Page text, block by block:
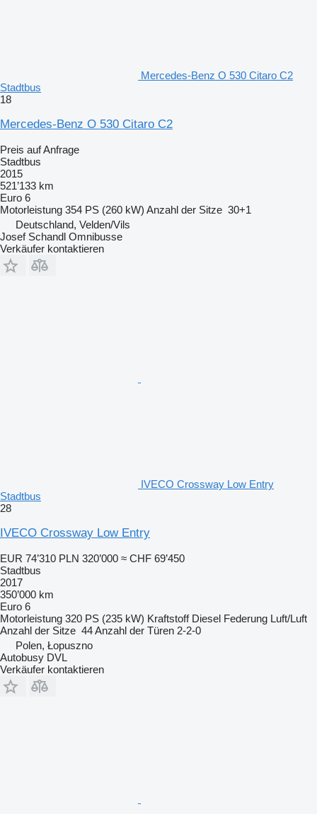
Mercedes-Benz O 530 Citaro C2
Stadtbus
18
Mercedes-Benz O 530 Citaro C2
Preis auf Anfrage
Stadtbus
2015
521’133 km
Euro 6
Motorleistung 354 PS (260 kW) Anzahl der Sitze 30+1
Deutschland, Velden/Vils
Josef Schandl Omnibusse
Verkäufer kontaktieren
IVECO Crossway Low Entry
Stadtbus
28
IVECO Crossway Low Entry
EUR 74’310 PLN 320’000 ≈ CHF 69’450
Stadtbus
2017
350’000 km
Euro 6
Motorleistung 320 PS (235 kW) Kraftstoff Diesel Federung Luft/Luft
Anzahl der Sitze 44Anzahl der Türen 2-2-0
Polen, Łopuszno
Autobusy DVL
Verkäufer kontaktieren